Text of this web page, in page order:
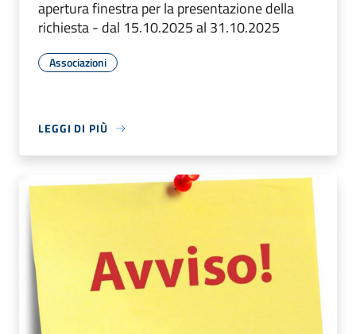
apertura finestra per la presentazione della
richiesta - dal 15.10.2025 al 31.10.2025
Associazioni
LEGGI DI PIÙ